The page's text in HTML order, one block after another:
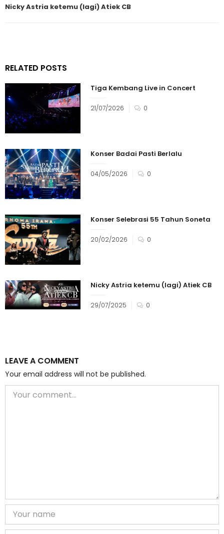
Nicky Astria ketemu (lagi) Atiek CB
RELATED POSTS
Tiga Kembang Live in Concert
21/07/2026 0
Konser Badai Pasti Berlalu
04/05/2026 0
Konser Selebrasi 55 Tahun Soneta
20/02/2026 0
Nicky Astria ketemu (lagi) Atiek CB
29/07/2025 0
LEAVE A COMMENT
Your email address will not be published.